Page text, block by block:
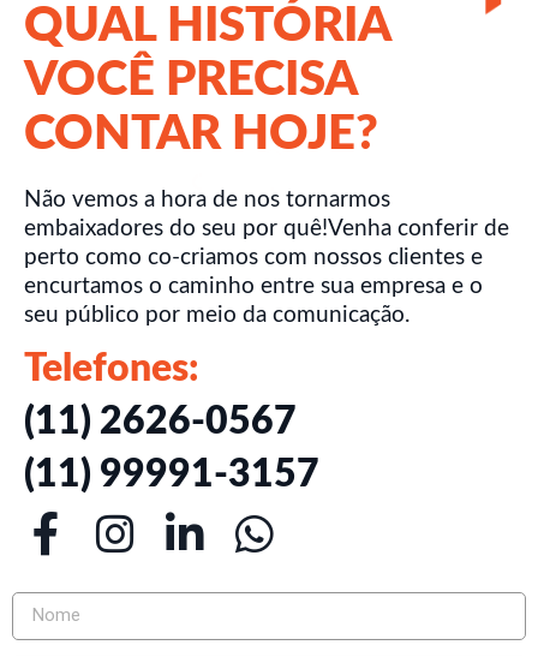
QUAL HISTÓRIA
VOCÊ PRECISA
CONTAR HOJE?
Não vemos a hora de nos tornarmos
embaixadores do seu por quê!Venha conferir de
perto como co-criamos com nossos clientes e
encurtamos o caminho entre sua empresa e o
seu público por meio da comunicação.
Telefones:
(11) 2626-0567
(11) 99991-3157